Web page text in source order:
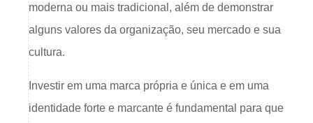
moderna ou mais tradicional, além de demonstrar
alguns valores da organização, seu mercado e sua
cultura.
Investir em uma marca própria e única e em uma
identidade forte e marcante é fundamental para que